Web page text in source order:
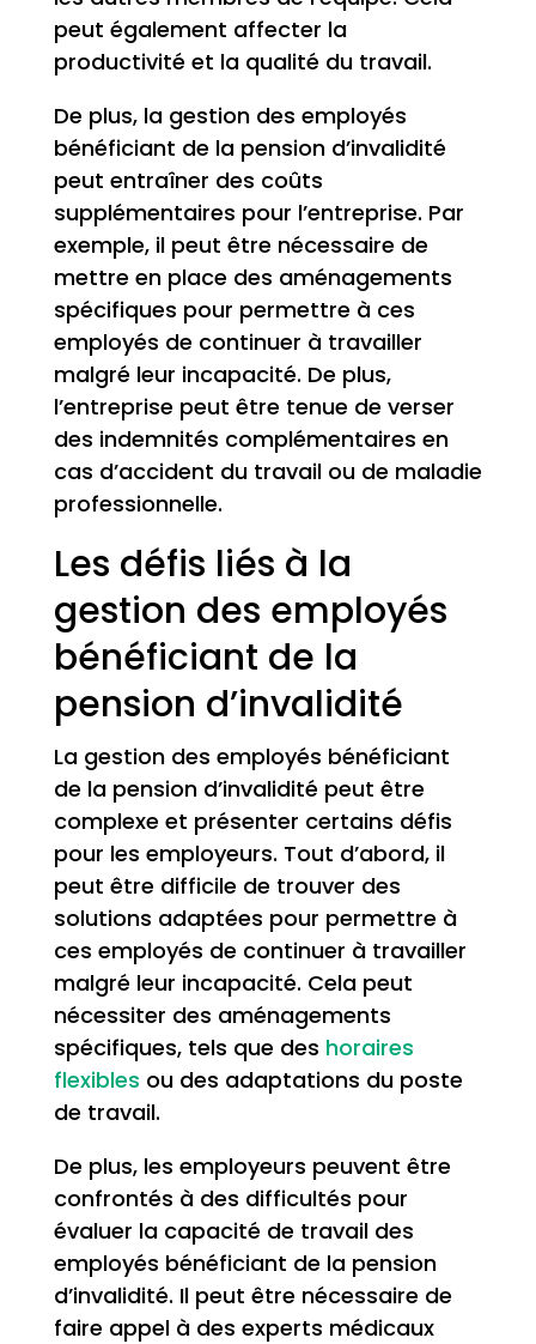
peut également affecter la
productivité et la qualité du travail.
De plus, la gestion des employés
bénéficiant de la pension d’invalidité
peut entraîner des coûts
supplémentaires pour l’entreprise. Par
exemple, il peut être nécessaire de
mettre en place des aménagements
spécifiques pour permettre à ces
employés de continuer à travailler
malgré leur incapacité. De plus,
l’entreprise peut être tenue de verser
des indemnités complémentaires en
cas d’accident du travail ou de maladie
professionnelle.
Les défis liés à la
gestion des employés
bénéficiant de la
pension d’invalidité
La gestion des employés bénéficiant
de la pension d’invalidité peut être
complexe et présenter certains défis
pour les employeurs. Tout d’abord, il
peut être difficile de trouver des
solutions adaptées pour permettre à
ces employés de continuer à travailler
malgré leur incapacité. Cela peut
nécessiter des aménagements
spécifiques, tels que des horaires
flexibles ou des adaptations du poste
de travail.
De plus, les employeurs peuvent être
confrontés à des difficultés pour
évaluer la capacité de travail des
employés bénéficiant de la pension
d’invalidité. Il peut être nécessaire de
faire appel à des experts médicaux